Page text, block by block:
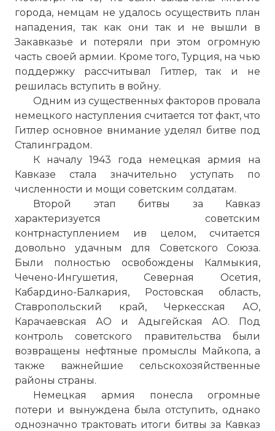
города, немцам не удалось осуществить план
нападения, так как они так и не вышли в
Закавказье и потеряли при этом огромную
часть своей армии. Кроме того, Турция, на чью
поддержку рассчитывал Гитлер, так и не
решилась вступить в войну.
Одним из существенных факторов провала
немецкого наступления считается тот факт, что
Гитлер основное внимание уделял битве под
Сталинградом.
К началу 1943 года немецкая армия на
Кавказе стала значительно уступать по
численности и мощи советским солдатам.
Второй этап битвы за Кавказ
характеризуется советским
контрнаступлением ив целом, считается
довольно удачным для Советского Союза.
Были полностью освобождены Калмыкия,
Чечено-Ингушетия, Северная Осетия,
Кабардино-Балкария, Ростовская область,
Ставропольский край, Черкесская АО,
Карачаевская АО и Адыгейская АО. Под
контроль советского правительства были
возвращены нефтяные промыслы Майкопа, а
также важнейшие сельскохозяйственные
районы страны.
Немецкая армия понесла огромные
потери и вынуждена была отступить, однако
однозначно трактовать итоги битвы за Кавказ